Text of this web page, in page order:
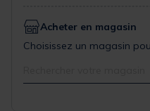
Acheter en magasin
Choisissez un magasin